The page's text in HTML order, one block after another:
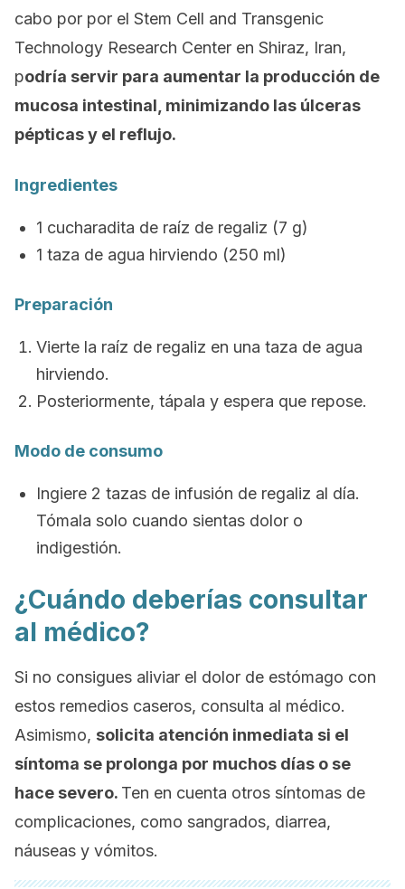
cabo por por el Stem Cell and Transgenic
Technology Research Center en Shiraz, Iran,
podría servir para aumentar la producción de
mucosa intestinal, minimizando las úlceras
pépticas y el reflujo.
Ingredientes
1 cucharadita de raíz de regaliz (7 g)
1 taza de agua hirviendo (250 ml)
Preparación
Vierte la raíz de regaliz en una taza de agua
hirviendo.
Posteriormente, tápala y espera que repose.
Modo de consumo
Ingiere 2 tazas de infusión de regaliz al día.
Tómala solo cuando sientas dolor o
indigestión.
¿Cuándo deberías consultar
al médico?
Si no consigues aliviar el dolor de estómago con
estos remedios caseros, consulta al médico.
Asimismo, solicita atención inmediata si el
síntoma se prolonga por muchos días o se
hace severo. Ten en cuenta otros síntomas de
complicaciones, como sangrados, diarrea,
náuseas y vómitos.